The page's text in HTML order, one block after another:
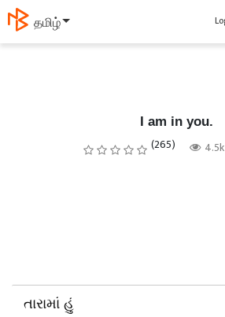
தமிழ்
I am in you.
(265) 4.5k
તારામાં હું